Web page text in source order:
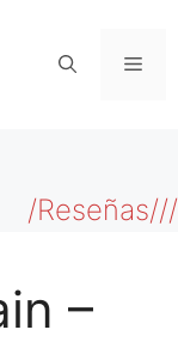
/Reseñas///
–